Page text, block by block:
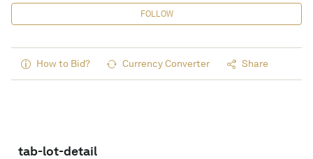
FOLLOW
How to Bid? Currency Converter Share
tab-lot-detail